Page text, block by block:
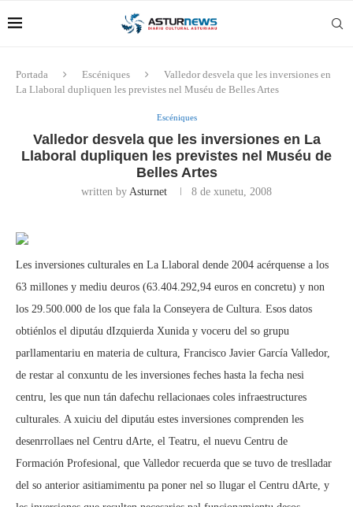
Portada Escéniques
Valledor desvela que les inversiones en
La Llaboral dupliquen les previstes nel Muséu de Belles Artes
Escéniques
Valledor desvela que les inversiones en La
Llaboral dupliquen les previstes nel Muséu de
Belles Artes
written by Asturnet 8 de xunetu, 2008
Les inversiones culturales en La Llaboral dende 2004 acérquense a los
63 millones y mediu deuros (63.404.292,94 euros en concretu) y non
los 29.500.000 de los que fala la Conseyera de Cultura. Esos datos
obtiénlos el diputáu dIzquierda Xunida y voceru del so grupu
parllamentariu en materia de cultura, Francisco Javier García Valledor,
de restar al conxuntu de les inversiones feches hasta la fecha nesi
centru, les que nun tán dafechu rellacionaes coles infraestructures
culturales. A xuiciu del diputáu estes inversiones comprenden les
desenrrollaes nel Centru dArte, el Teatru, el nuevu Centru de
Formación Profesional, que Valledor recuerda que se tuvo de treslladar
del so anterior asitiamimentu pa poner nel so llugar el Centru dArte, y